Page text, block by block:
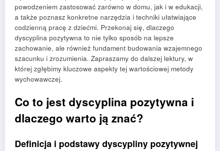
powodzeniem zastosować zarówno w domu, jak i w edukacji,
a także poznasz konkretne narzędzia i techniki ułatwiające
codzienną pracę z dziećmi. Przekonaj się, dlaczego
dyscyplina pozytywna to nie tylko sposób na lepsze
zachowanie, ale również fundament budowania wzajemnego
szacunku i zrozumienia. Zapraszamy do dalszej lektury, w
której zgłębimy kluczowe aspekty tej wartościowej metody
wychowawczej.
Co to jest dyscyplina pozytywna i
dlaczego warto ją znać?
Definicja i podstawy dyscypliny pozytywnej